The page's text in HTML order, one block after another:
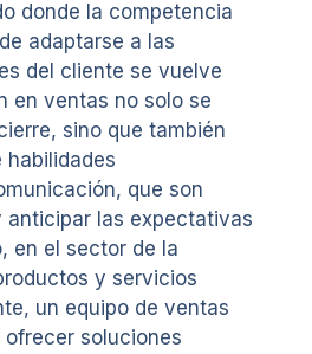
donde la competencia
adaptarse a las
del cliente se vuelve
en ventas no solo se
sino que también
habilidades
que son
las expectativas
en el sector de la
y servicios
un equipo de ventas
soluciones